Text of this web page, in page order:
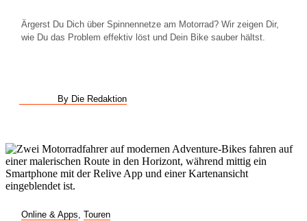
Ärgerst Du Dich über Spinnennetze am Motorrad? Wir zeigen Dir,
wie Du das Problem effektiv löst und Dein Bike sauber hältst.
By Die Redaktion
Online & Apps Touren